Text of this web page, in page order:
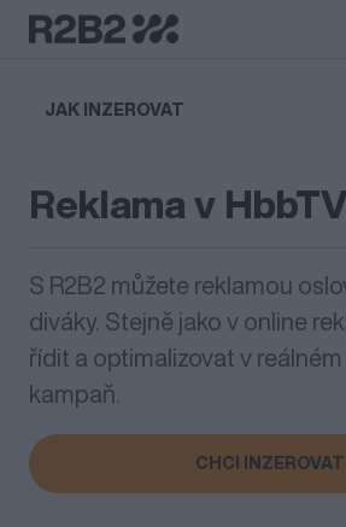
Přejít na obsah
Co nabízíme
Jak o vás pečujeme
Vyzkoušejte to
Recenze
Jak inzerovat
O společnosti R2B2
JAK INZEROVAT
Reklama v HbbTV
S R2B2 můžete reklamou
diváky. Stejně jako v online
řídit a optimalizovat v
kampaň.
CHCI INZEROVAT